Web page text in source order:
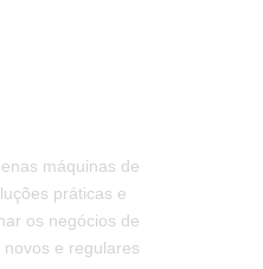
máquinas de
práticas e
os negócios de
e regulares